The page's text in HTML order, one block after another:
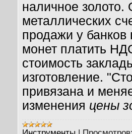
наличное золото.
металлических
продажи у
монет платить
стоимость
изготовление.
привязана и
изменения цены